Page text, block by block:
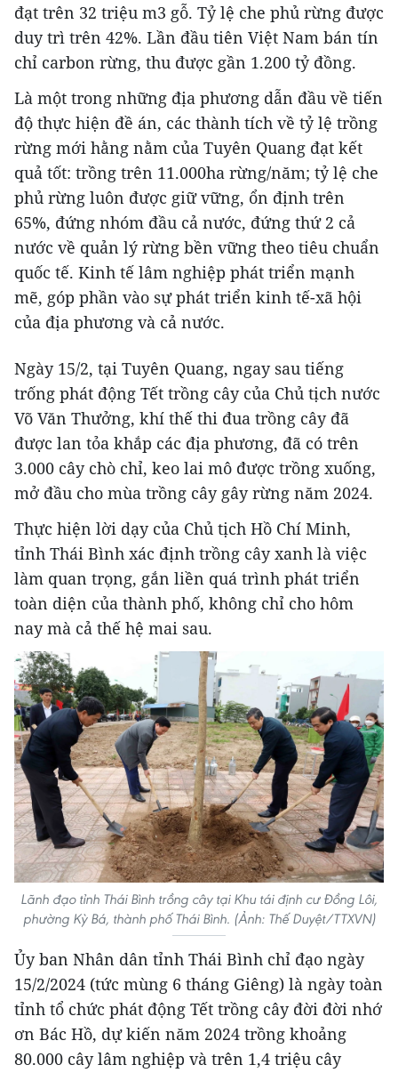
đạt trên 32 triệu m3 gỗ. Tỷ lệ che phủ rừng được
duy trì trên 42%. Lần đầu tiên Việt Nam bán tín
chỉ carbon rừng, thu được gần 1.200 tỷ đồng.
Là một trong những địa phương dẫn đầu về tiến
độ thực hiện đề án, các thành tích về tỷ lệ trồng
rừng mới hằng nằm của Tuyên Quang đạt kết
quả tốt: trồng trên 11.000ha rừng/năm; tỷ lệ che
phủ rừng luôn được giữ vững, ổn định trên
65%, đứng nhóm đầu cả nước, đứng thứ 2 cả
nước về quản lý rừng bền vững theo tiêu chuẩn
quốc tế. Kinh tế lâm nghiệp phát triển mạnh
mẽ, góp phần vào sự phát triển kinh tế-xã hội
của địa phương và cả nước.
Ngày 15/2, tại Tuyên Quang, ngay sau tiếng
trống phát động Tết trồng cây của Chủ tịch nước
Võ Văn Thưởng, khí thế thi đua trồng cây đã
được lan tỏa khắp các địa phương, đã có trên
3.000 cây chò chỉ, keo lai mô được trồng xuống,
mở đầu cho mùa trồng cây gây rừng năm 2024.
Thực hiện lời dạy của Chủ tịch Hồ Chí Minh,
tỉnh Thái Bình xác định trồng cây xanh là việc
làm quan trọng, gắn liền quá trình phát triển
toàn diện của thành phố, không chỉ cho hôm
nay mà cả thế hệ mai sau.
Lãnh đạo tỉnh Thái Bình trồng cây tại Khu tái định cư Đồng Lôi,
phường Kỳ Bá, thành phố Thái Bình. (Ảnh: Thế Duyệt/TTXVN)
Ủy ban Nhân dân tỉnh Thái Bình chỉ đạo ngày
15/2/2024 (tức mùng 6 tháng Giêng) là ngày toàn
tỉnh tổ chức phát động Tết trồng cây đời đời nhớ
ơn Bác Hồ, dự kiến năm 2024 trồng khoảng
80.000 cây lâm nghiệp và trên 1,4 triệu cây